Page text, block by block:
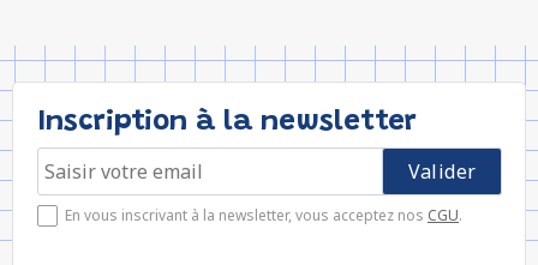
Inscription à la newsletter
En vous inscrivant à la newsletter, vous acceptez nos CGU.